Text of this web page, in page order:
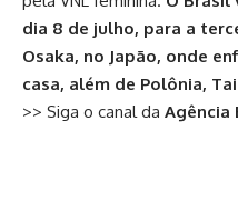
dia 8 de julho, para a
Osaka, no Japão, onde
casa, além de Polônia,
>> Siga o canal da Agência